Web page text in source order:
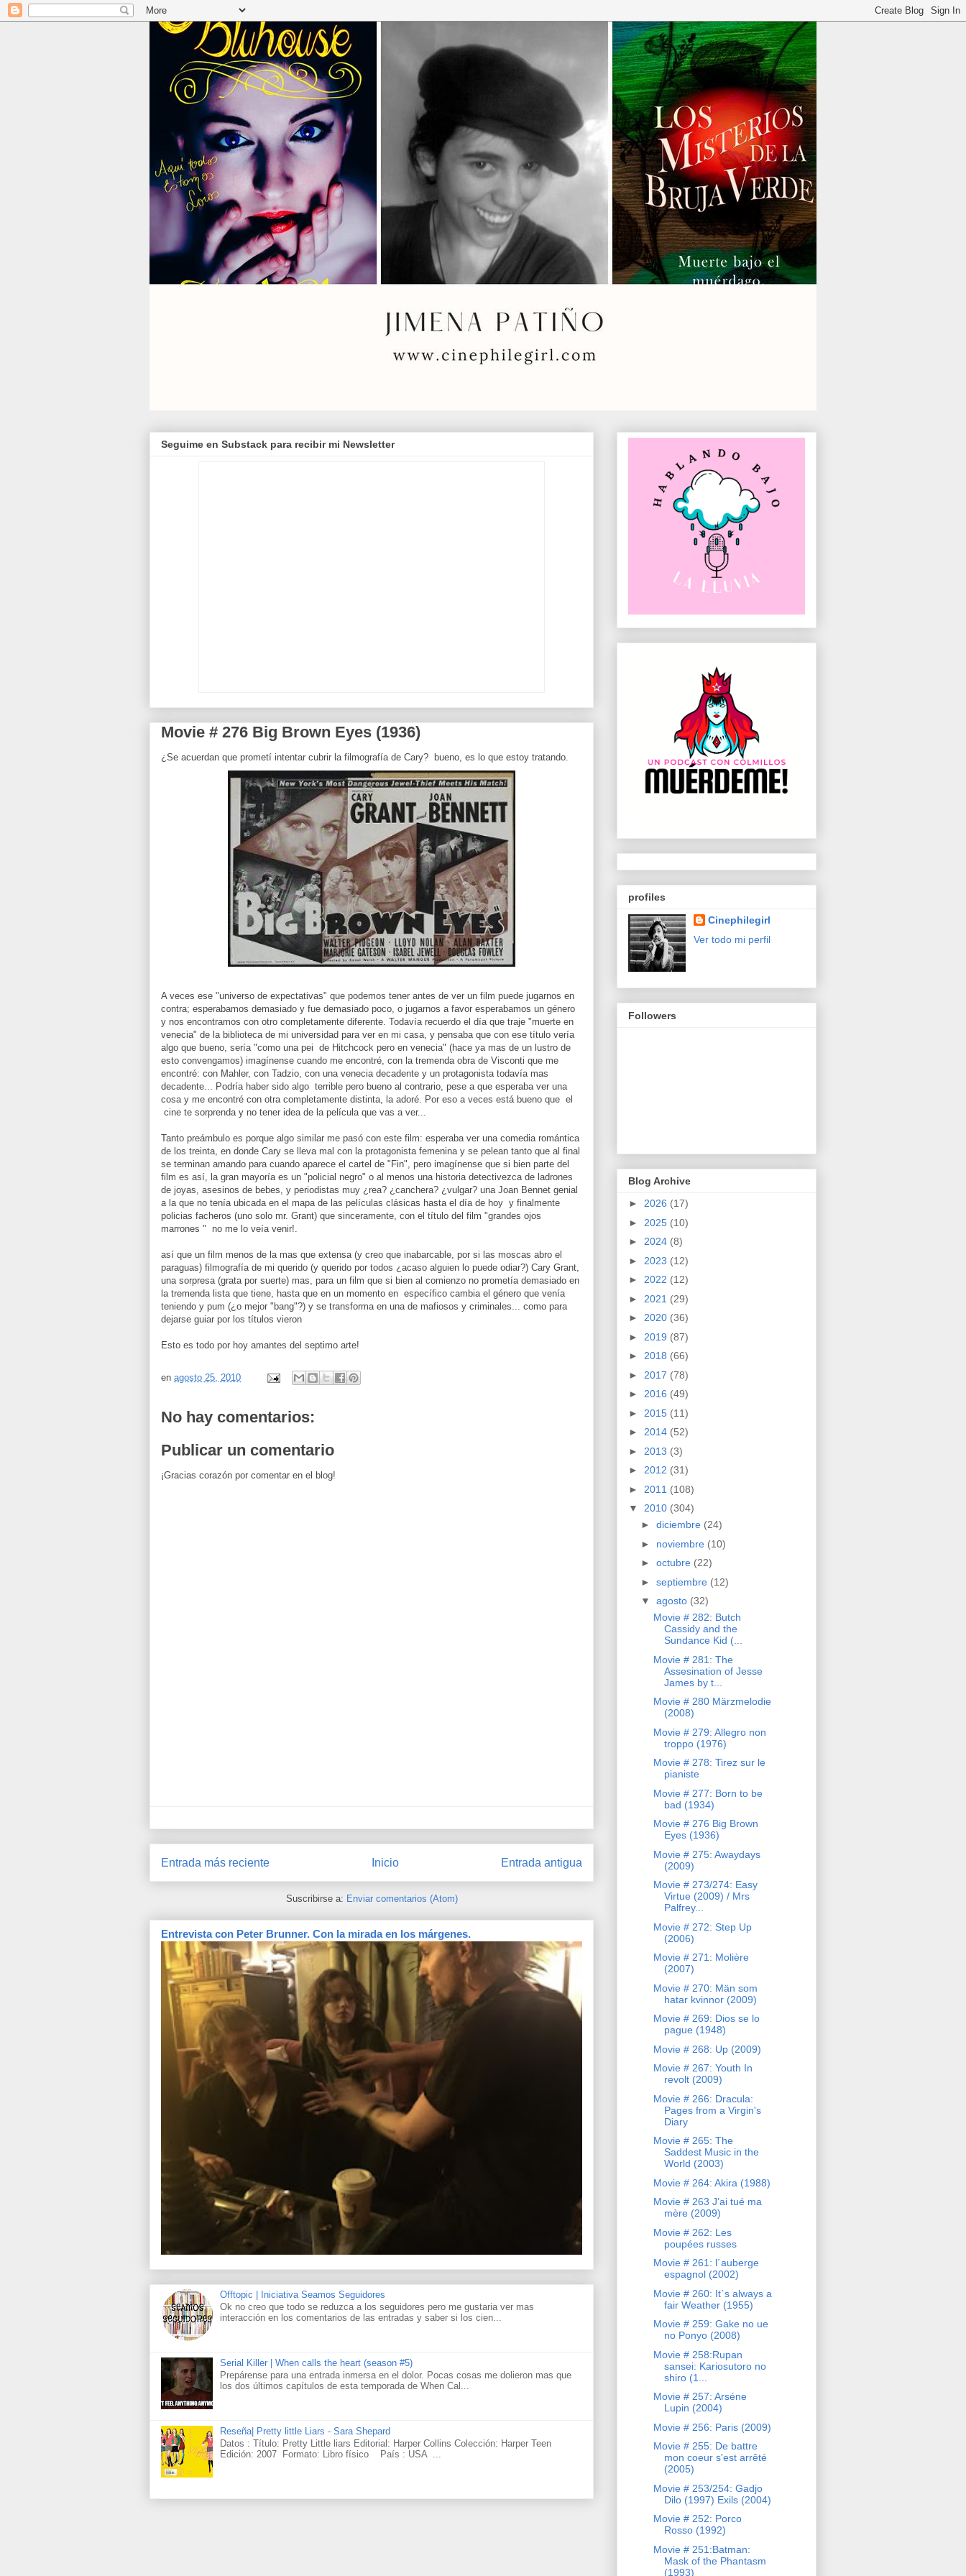
Seguime en Substack para recibir mi Newsletter
Movie # 276 Big Brown Eyes (1936)
¿Se acuerdan que prometí intentar cubrir la filmografía de Cary? bueno, es lo que estoy tratando.
A veces ese "universo de expectativas" que podemos tener antes de ver un film puede jugarnos en
contra; esperabamos demasiado y fue demasiado poco, o jugarnos a favor esperabamos un género
y nos encontramos con otro completamente diferente. Todavía recuerdo el día que traje "muerte en
venecia" de la biblioteca de mi universidad para ver en mi casa, y pensaba que con ese título vería
algo que bueno, sería "como una pei de Hitchcock pero en venecia" (hace ya mas de un lustro de
esto convengamos) imagínense cuando me encontré, con la tremenda obra de Visconti que me
encontré: con Mahler, con Tadzio, con una venecia decadente y un protagonista todavía mas
decadente... Podría haber sido algo terrible pero bueno al contrario, pese a que esperaba ver una
cosa y me encontré con otra completamente distinta, la adoré. Por eso a veces está bueno que el
cine te sorprenda y no tener idea de la película que vas a ver...
Tanto preámbulo es porque algo similar me pasó con este film: esperaba ver una comedia romántica
de los treinta, en donde Cary se lleva mal con la protagonista femenina y se pelean tanto que al final
se terminan amando para cuando aparece el cartel de "Fin", pero imagínense que si bien parte del
film es así, la gran mayoría es un "policial negro" o al menos una historia detectivezca de ladrones
de joyas, asesinos de bebes, y periodistas muy ¿rea? ¿canchera? ¿vulgar? una Joan Bennet genial
a la que no tenía ubicada en el mapa de las películas clásicas hasta el día de hoy y finalmente
policias facheros (uno solo mr. Grant) que sinceramente, con el título del film "grandes ojos
marrones " no me lo veía venir!.
así que un film menos de la mas que extensa (y creo que inabarcable, por si las moscas abro el
paraguas) filmografía de mi querido (y querido por todos ¿acaso alguien lo puede odiar?) Cary Grant,
una sorpresa (grata por suerte) mas, para un film que si bien al comienzo no prometía demasiado en
la tremenda lista que tiene, hasta que en un momento en específico cambia el género que venía
teniendo y pum (¿o mejor "bang"?) y se transforma en una de mafiosos y criminales... como para
dejarse guiar por los títulos vieron
Esto es todo por hoy amantes del septimo arte!
en agosto 25, 2010
No hay comentarios:
Publicar un comentario
¡Gracias corazón por comentar en el blog!
Entrada más reciente Entrada antigua
Inicio
Suscribirse a: Enviar comentarios (Atom)
Entrevista con Peter Brunner. Con la mirada en los márgenes.
Offtopic | Iniciativa Seamos Seguidores
Ok no creo que todo se reduzca a los seguidores pero me gustaria ver mas
interacción en los comentarios de las entradas y saber si los cien...
Serial Killer | When calls the heart (season #5)
Prepárense para una entrada inmersa en el dolor. Pocas cosas me dolieron mas que
los dos últimos capítulos de esta temporada de When Cal...
Reseña| Pretty little Liars - Sara Shepard
Datos : Título: Pretty Little liars Editorial: Harper Collins Colección: Harper Teen
Edición: 2007 Formato: Libro físico País : USA ...
profiles
Cinephilegirl
Ver todo mi perfil
Followers
Blog Archive
► 2026 (17)
► 2025 (10)
► 2024 (8)
► 2023 (12)
► 2022 (12)
► 2021 (29)
► 2020 (36)
► 2019 (87)
► 2018 (66)
► 2017 (78)
► 2016 (49)
► 2015 (11)
► 2014 (52)
► 2013 (3)
► 2012 (31)
► 2011 (108)
▼ 2010 (304)
► diciembre (24)
► noviembre (10)
► octubre (22)
► septiembre (12)
▼ agosto (32)
Movie # 282: Butch
Cassidy and the
Sundance Kid (...
Movie # 281: The
Assesination of Jesse
James by t...
Movie # 280 Märzmelodie
(2008)
Movie # 279: Allegro non
troppo (1976)
Movie # 278: Tirez sur le
pianiste
Movie # 277: Born to be
bad (1934)
Movie # 276 Big Brown
Eyes (1936)
Movie # 275: Awaydays
(2009)
Movie # 273/274: Easy
Virtue (2009) / Mrs
Palfrey...
Movie # 272: Step Up
(2006)
Movie # 271: Molière
(2007)
Movie # 270: Män som
hatar kvinnor (2009)
Movie # 269: Dios se lo
pague (1948)
Movie # 268: Up (2009)
Movie # 267: Youth In
revolt (2009)
Movie # 266: Dracula:
Pages from a Virgin's
Diary
Movie # 265: The
Saddest Music in the
World (2003)
Movie # 264: Akira (1988)
Movie # 263 J’ai tué ma
mère (2009)
Movie # 262: Les
poupées russes
Movie # 261: l´auberge
espagnol (2002)
Movie # 260: It`s always a
fair Weather (1955)
Movie # 259: Gake no ue
no Ponyo (2008)
Movie # 258:Rupan
sansei: Kariosutoro no
shiro (1...
Movie # 257: Arséne
Lupin (2004)
Movie # 256: Paris (2009)
Movie # 255: De battre
mon coeur s'est arrêté
(2005)
Movie # 253/254: Gadjo
Dilo (1997) Exils (2004)
Movie # 252: Porco
Rosso (1992)
Movie # 251:Batman:
Mask of the Phantasm
(1993)